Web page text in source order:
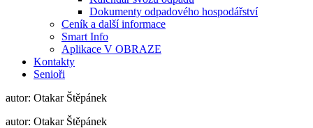
Dokumenty odpadového hospodářství
Ceník a další informace
Smart Info
Aplikace V OBRAZE
Kontakty
Senioři
autor: Otakar Štěpánek
autor: Otakar Štěpánek